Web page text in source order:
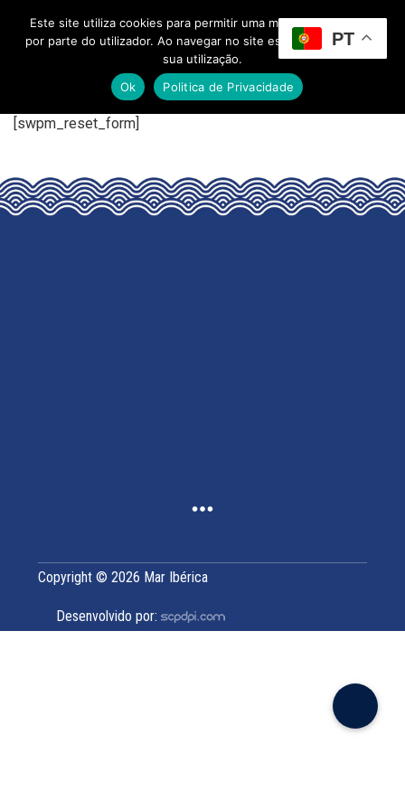
Toggle Menu
[swpm_reset_form]
Copyright © 2026 Mar Ibérica
Desenvolvido por:
PT
Este site utiliza cookies para permitir uma melhor experiência
por parte do utilizador. Ao navegar no site estará a consentir a
sua utilização.
Ok
Politica de Privacidade